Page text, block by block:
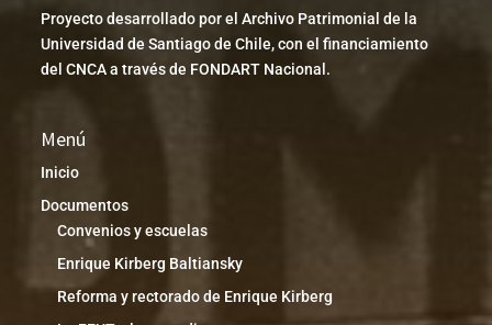
Proyecto desarrollado por el Archivo Patrimonial de la
Universidad de Santiago de Chile, con el financiamiento
del CNCA a través de FONDART Nacional.
Menú
Inicio
Documentos
Convenios y escuelas
Enrique Kirberg Baltiansky
Reforma y rectorado de Enrique Kirberg